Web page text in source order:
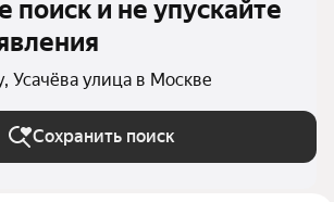
поиск и не упускайте
Усачёва улица в Москве
Сохранить поиск